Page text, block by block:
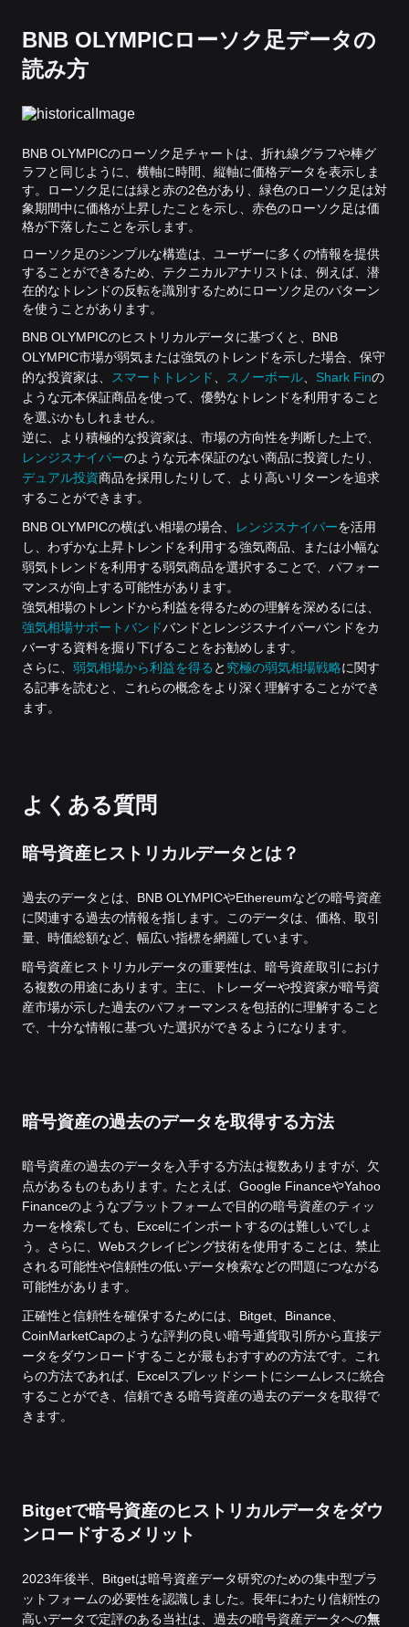
BNB OLYMPICローソク足データの
読み方
BNB OLYMPICのローソク足チャートは、折れ線グラフや棒グ
ラフと同じように、横軸に時間、縦軸に価格データを表示しま
す。ローソク足には緑と赤の2色があり、緑色のローソク足は対
象期間中に価格が上昇したことを示し、赤色のローソク足は価
格が下落したことを示します。
ローソク足のシンプルな構造は、ユーザーに多くの情報を提供
することができるため、テクニカルアナリストは、例えば、潜
在的なトレンドの反転を識別するためにローソク足のパターン
を使うことがあります。
BNB OLYMPICのヒストリカルデータに基づくと、BNB
OLYMPIC市場が弱気または強気のトレンドを示した場合、保守
的な投資家は、
スマートトレンド スノーボール Shark Finの
ような元本保証商品を使って、優勢なトレンドを利用すること
を選ぶかもしれません。
逆に、より積極的な投資家は、市場の方向性を判断した上で、
レンジスナイパーのような元本保証のない商品に投資したり、
デュアル投資商品を採用したりして、より高いリターンを追求
することができます。
BNB OLYMPICの横ばい相場の場合、
レンジスナイパーを活用
し、わずかな上昇トレンドを利用する強気商品、または小幅な
弱気トレンドを利用する弱気商品を選択することで、パフォー
マンスが向上する可能性があります。
強気相場のトレンドから利益を得るための理解を深めるには、
強気相場サポートバンドバンドとレンジスナイパーバンドをカ
バーする資料を掘り下げることをお勧めします。
さらに、 弱気相場から利益を得る と 究極の弱気相場戦略に関す
る記事を読むと、これらの概念をより深く理解することができ
ます。
よくある質問
暗号資産ヒストリカルデータとは？
過去のデータとは、BNB OLYMPICやEthereumなどの暗号資産
に関連する過去の情報を指します。このデータは、価格、取引
量、時価総額など、幅広い指標を網羅しています。
暗号資産ヒストリカルデータの重要性は、暗号資産取引におけ
る複数の用途にあります。主に、トレーダーや投資家が暗号資
産市場が示した過去のパフォーマンスを包括的に理解すること
で、十分な情報に基づいた選択ができるようになります。
暗号資産の過去のデータを取得する方法
暗号資産の過去のデータを入手する方法は複数ありますが、欠
点があるものもあります。たとえば、Google FinanceやYahoo
Financeのようなプラットフォームで目的の暗号資産のティッ
カーを検索しても、Excelにインポートするのは難しいでしょ
う。さらに、Webスクレイピング技術を使用することは、禁止
される可能性や信頼性の低いデータ検索などの問題につながる
可能性があります。
正確性と信頼性を確保するためには、Bitget、Binance、
CoinMarketCapのような評判の良い暗号通貨取引所から直接デ
ータをダウンロードすることが最もおすすめの方法です。これ
らの方法であれば、Excelスプレッドシートにシームレスに統合
することができ、信頼できる暗号資産の過去のデータを取得で
きます。
Bitgetで暗号資産のヒストリカルデータをダウ
ンロードするメリット
2023年後半、Bitgetは暗号資産データ研究のための集中型プラ
ットフォームの必要性を認識しました。長年にわたり信頼性の
高いデータで定評のある当社は、過去の暗号資産データへの無